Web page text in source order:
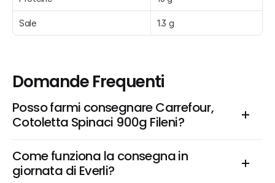
Sale 1.3 g
Domande Frequenti
Posso farmi consegnare Carrefour,
Cotoletta Spinaci 900g Fileni?
Come funziona la consegna in
giornata di Everli?